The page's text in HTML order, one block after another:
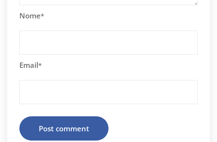
Nome*
Email*